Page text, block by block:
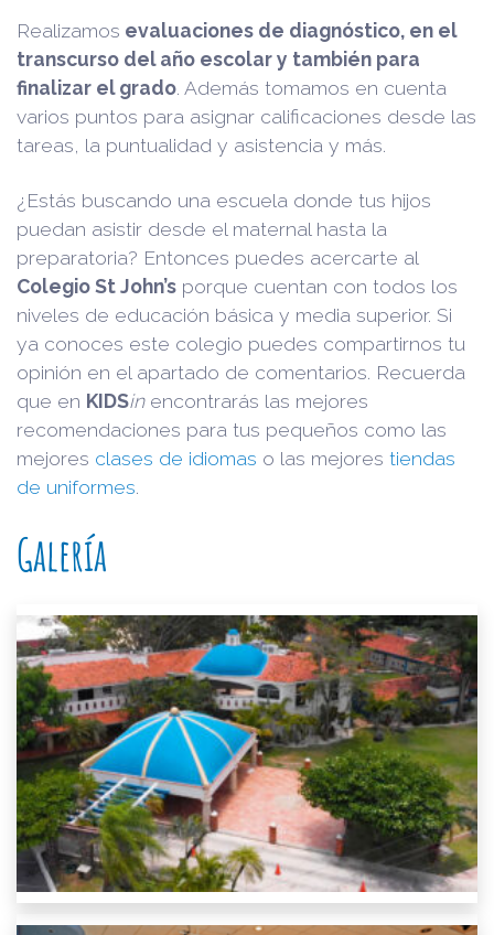
Realizamos evaluaciones de diagnóstico, en el
transcurso del año escolar y también para
finalizar el grado . Además tomamos en cuenta
varios puntos para asignar calificaciones desde las
tareas, la puntualidad y asistencia y más.
¿Estás buscando una escuela donde tus hijos
puedan asistir desde el maternal hasta la
preparatoria? Entonces puedes acercarte al
Colegio St John’s porque cuentan con todos los
niveles de educación básica y media superior. Si
ya conoces este colegio puedes compartirnos tu
opinión en el apartado de comentarios. Recuerda
que en KIDSinencontrarás las mejores
recomendaciones para tus pequeños como las
mejores clases de idiomas o las mejores tiendas
de uniformes
Galería